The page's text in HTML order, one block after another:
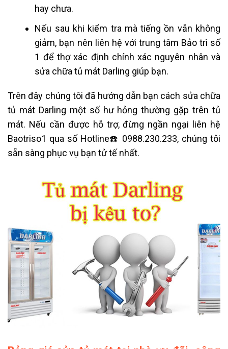
hay chưa.
Nếu sau khi kiểm tra mà tiếng ồn vẫn không
giảm, bạn nên liên hệ với trung tâm Bảo trì số
1 để thợ xác định chính xác nguyên nhân và
sửa chữa tủ mát Darling giúp bạn.
Trên đây chúng tôi đã hướng dẫn bạn cách sửa chữa
tủ mát Darling một số hư hỏng thường gặp trên tủ
mát. Nếu cần được hỗ trợ, đừng ngần ngại liên hệ
Baotriso1 qua số Hotline☎️ 0988.230.233, chúng tôi
sẵn sàng phục vụ bạn tử tế nhất.